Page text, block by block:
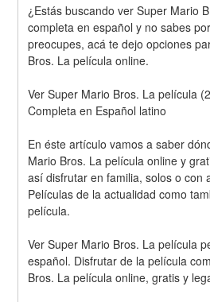
¿Estás buscando ver Super Mario
completa en español y no sabes
preocupes, acá te dejo opciones
Bros. La película online.
Ver Super Mario Bros. La película
Completa en Español latino
En éste artículo vamos a saber
Mario Bros. La película online y
así disfrutar en familia, solos o con
Películas de la actualidad como
película.
Ver Super Mario Bros. La película
español. Disfrutar de la película
Bros. La película online, gratis y